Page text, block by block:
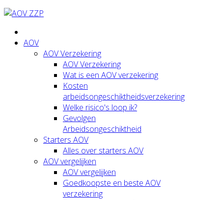
AOV
AOV Verzekering
AOV Verzekering
Wat is een AOV verzekering
Kosten
arbeidsongeschiktheidsverzekering
Welke risico's loop ik?
Gevolgen
Arbeidsongeschiktheid
Starters AOV
Alles over starters AOV
AOV vergelijken
AOV vergelijken
Goedkoopste en beste AOV
verzekering